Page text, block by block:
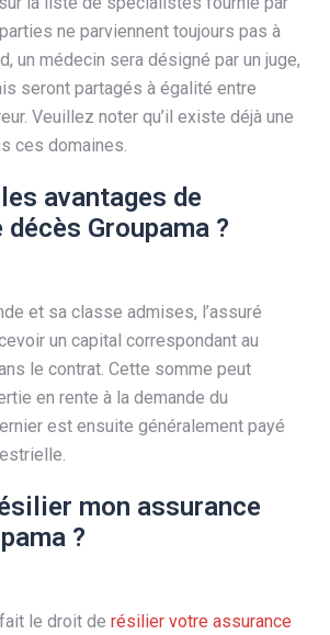
ne parviennent toujours pas à
un médecin sera désigné par un juge,
seront partagés à égalité entre
Veuillez noter qu’il existe déjà une
ces domaines.
avantages de
décès Groupama ?
et sa classe admises, l’assuré
un capital correspondant au
le contrat. Cette somme peut
en rente à la demande du
est ensuite généralement payé
mon assurance
?
le droit de résilier votre assurance